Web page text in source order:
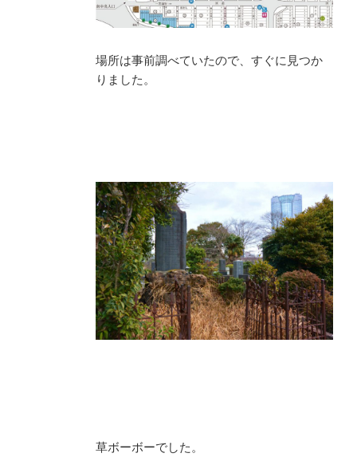
場所は事前調べていたので、すぐに見つか
りました。
草ボーボーでした。